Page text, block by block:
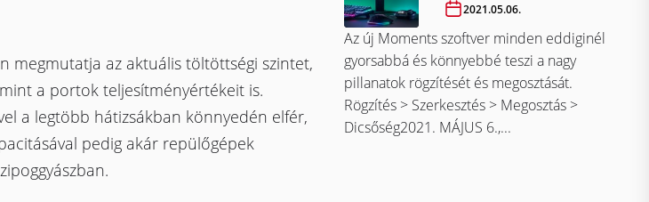
megmutatja az aktuális töltöttségi szintet,
a portok teljesítményértékeit is.
a legtöbb hátizsákban könnyedén elfér,
pedig akár repülőgépek
2021.05.06.
Az új Moments szoftver minden eddiginél
gyorsabbá és könnyebbé teszi a nagy
pillanatok rögzítését és megosztását.
Rögzítés > Szerkesztés > Megosztás >
Dicsőség2021. MÁJUS 6.,...